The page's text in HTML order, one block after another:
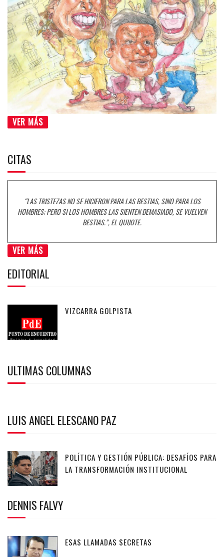
VER MÁS
CITAS
“LAS TRISTEZAS NO SE HICIERON PARA LAS BESTIAS, SINO PARA LOS
HOMBRES; PERO SI LOS HOMBRES LAS SIENTEN DEMASIADO, SE VUELVEN
BESTIAS.”, EL QUIJOTE.
VER MÁS
EDITORIAL
VIZCARRA GOLPISTA
ULTIMAS COLUMNAS
LUIS ANGEL ELESCANO PAZ
POLÍTICA Y GESTIÓN PÚBLICA: DESAFÍOS PARA
LA TRANSFORMACIÓN INSTITUCIONAL
DENNIS FALVY
ESAS LLAMADAS SECRETAS